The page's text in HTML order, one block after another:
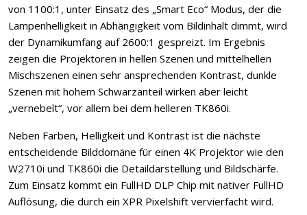
von 1100:1, unter Einsatz des „Smart Eco“ Modus, der die
Lampenhelligkeit in Abhängigkeit vom Bildinhalt dimmt, wird
der Dynamikumfang auf 2600:1 gespreizt. Im Ergebnis
zeigen die Projektoren in hellen Szenen und mittelhellen
Mischszenen einen sehr ansprechenden Kontrast, dunkle
Szenen mit hohem Schwarzanteil wirken aber leicht
„vernebelt“, vor allem bei dem helleren TK860i.
Neben Farben, Helligkeit und Kontrast ist die nächste
entscheidende Bilddomäne für einen 4K Projektor wie den
W2710i und TK860i die Detaildarstellung und Bildschärfe.
Zum Einsatz kommt ein FullHD DLP Chip mit nativer FullHD
Auflösung, die durch ein XPR Pixelshift vervierfacht wird.